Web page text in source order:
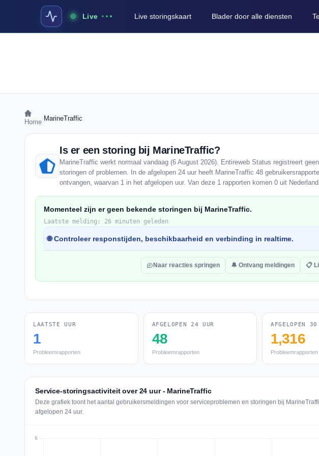
Live Live storingskaart Blader door alle diensten
Home MarineTraffic
Is er een storing bij MarineTraffic?
MarineTraffic werkt normaal vandaag (6 August 2026). Entireweb Status registreert
storingen of problemen. In de afgelopen 24 uur heeft MarineTraffic 48
ontvangen, waarvan 1 in het afgelopen uur. Van deze 1 rapporten komen 0 uit
Momenteel zijn er geen bekende storingen bij MarineTraffic.
Laatste melding: 26 minuten geleden
🌐 Controleer responstijden, beschikbaarheid en verbinding in realtime.
Naar reacties springen 🔔 Ontvang meldingen 📋
LAATSTE UUR
1
Probleemrapporten
AFGELOPEN 24 UUR
48
Probleemrapporten
AFGELOPEN 30
1,316
Probleemrapporten
Service-storingsactiviteit over 24 uur - MarineTraffic
Deze grafiek toont het aantal gebruikersmeldingen voor serviceproblemen en storingen bij
afgelopen 24 uur.